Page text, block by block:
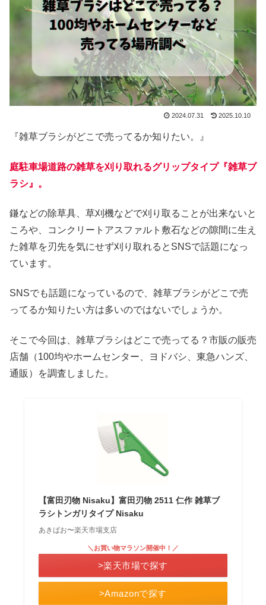
2024.07.31 2025.10.10
『雑草ブラシがどこで売ってるか知りたい。』
庭駐車場道路の雑草を刈り取れるグリップタイプ『雑草ブ
ラシ』。
鎌などの除草具、草刈機などで刈り取ることが出来ないと
ころや、コンクリートアスファルト敷石などの隙間に生え
た雑草を刃先を気にせず刈り取れるとSNSで話題になっ
ています。
SNSでも話題になっているので、雑草ブラシがどこで売
ってるか知りたい方は多いのではないでしょうか。
そこで今回は、雑草ブラシはどこで売ってる？市販の販売
店舗（100均やホームセンター、ヨドバシ、東急ハンズ、
通販）を調査しました。
【富田刃物 Nisaku】富田刃物 2511 仁作 雑草ブ
ラシトンガリタイプ Nisaku
あきばお〜楽天市場支店
>Amazonで探す
＼お買い物マラソン開催中！／
>楽天市場で探す